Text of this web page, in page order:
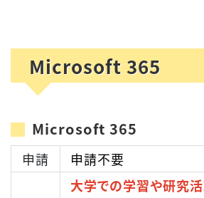
Microsoft 365
Microsoft 365
申請 申請不要
大学での学習や研究